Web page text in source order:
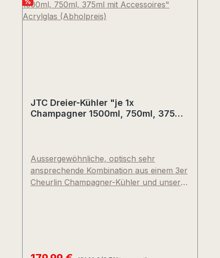
JTC Dreier-Kühler "je 1x
Champagner 1500ml, 750ml, 375ml
Aussergewöhnliche, optisch sehr
ansprechende Kombination aus einem 3er
Cheurlin Champagner-Kühler und unserer
1500ml, 750ml und 375ml ergänz durch
Regulärer Preis: